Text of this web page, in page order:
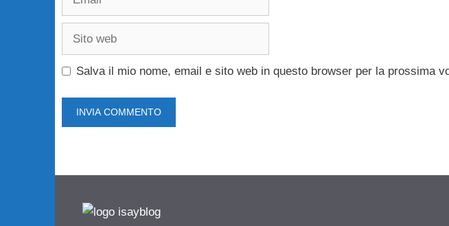
Salva il mio nome, email e sito web in questo browser per la prossima